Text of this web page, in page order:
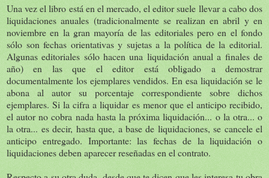
Una vez el libro está en el mercado, el editor suele llevar a cabo dos
liquidaciones anuales (tradicionalmente se realizan en abril y en
noviembre en la gran mayoría de las editoriales pero en el fondo
sólo son fechas orientativas y sujetas a la política de la editorial.
Algunas editoriales sólo hacen una liquidación anual a finales de
año) en las que el editor está obligado a demostrar
documentalmente los ejemplares vendidos. En esa liquidación se le
abona al autor su porcentaje correspondiente sobre dichos
ejemplares. Si la cifra a liquidar es menor que el anticipo recibido,
el autor no cobra nada hasta la próxima liquidación... o la otra... o
la otra... es decir, hasta que, a base de liquidaciones, se cancele el
anticipo entregado. Importante: las fechas de la liquidación o
liquidaciones deben aparecer reseñadas en el contrato.